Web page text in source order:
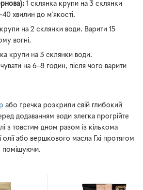
1 склянка крупи на 3 склянки
хвилин до м'якості.
на 2 склянки води. Варити 15
вогні.
крупи на 3 склянки води.
на 6–8 годин, після чого варити
або гречка розкрили свій глибокий
додаванням води злегка прогрійте
з товстим дном разом із кількома
або вершкового масла Гхі протягом
помішуючи.